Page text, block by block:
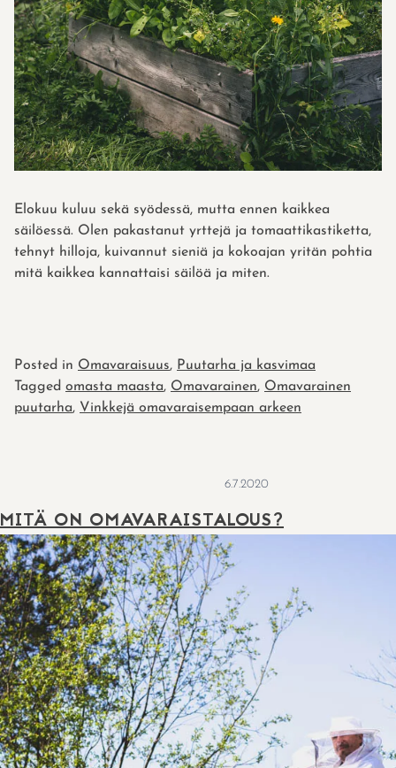
Elokuu kuluu sekä syödessä, mutta ennen kaikkea
säilöessä. Olen pakastanut yrttejä ja tomaattikastiketta,
tehnyt hilloja, kuivannut sieniä ja kokoajan yritän pohtia
mitä kaikkea kannattaisi säilöä ja miten.
Posted in Omavaraisuus, Puutarha ja kasvimaa
Tagged omasta maasta, Omavarainen, Omavarainen
puutarha, Vinkkejä omavaraisempaan arkeen
6.7.2020
MITÄ ON OMAVARAISTALOUS?